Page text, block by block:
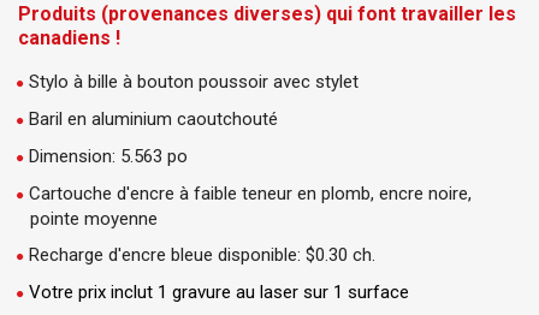
Produits (provenances diverses) qui font travailler les
canadiens !
Stylo à bille à bouton poussoir avec stylet
Baril en aluminium caoutchouté
Dimension: 5.563 po
Cartouche d'encre à faible teneur en plomb, encre noire,
pointe moyenne
Recharge d'encre bleue disponible: $0.30 ch.
Votre prix inclut 1 gravure au laser sur 1 surface